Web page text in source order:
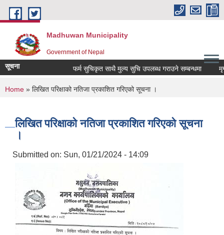
Skip to main content
Madhuwan Municipality
Government of Nepal
सूचना फर्म सुचिकृत साथै मुल्य सुचि उपलब्ध गराउने सम्बन्धमा
You are here
Home » लिखित परिक्षाको नतिजा प्रकाशित गरिएको सूचना ।
लिखित परिक्षाको नतिजा प्रकाशित गरिएको सूचना
।
Submitted on: Sun, 01/21/2024 - 14:09